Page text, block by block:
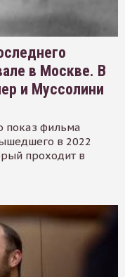
в Москве. В
и Муссолини
показ фильма
в 2022
проходит в